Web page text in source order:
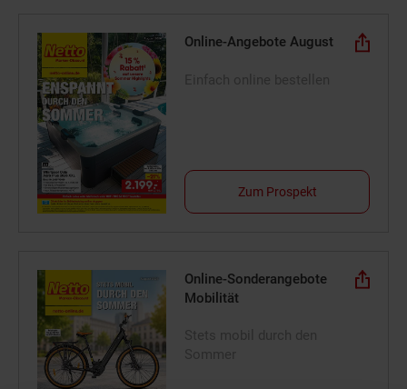
Online-Angebote August
Zum Prospekt
Online-Sonderangebote
Mobilität